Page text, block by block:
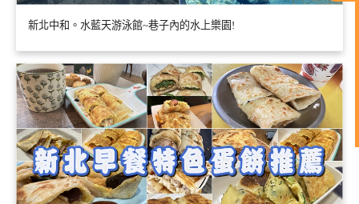
新北中和。水藍天游泳館~巷子內的水上樂園!